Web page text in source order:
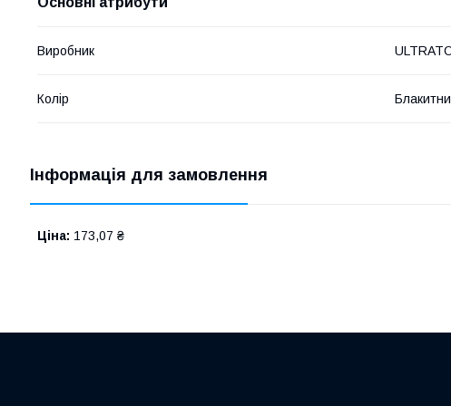
Виробник
Колір
Інформація для замовлення
Ціна: 173,07 ₴